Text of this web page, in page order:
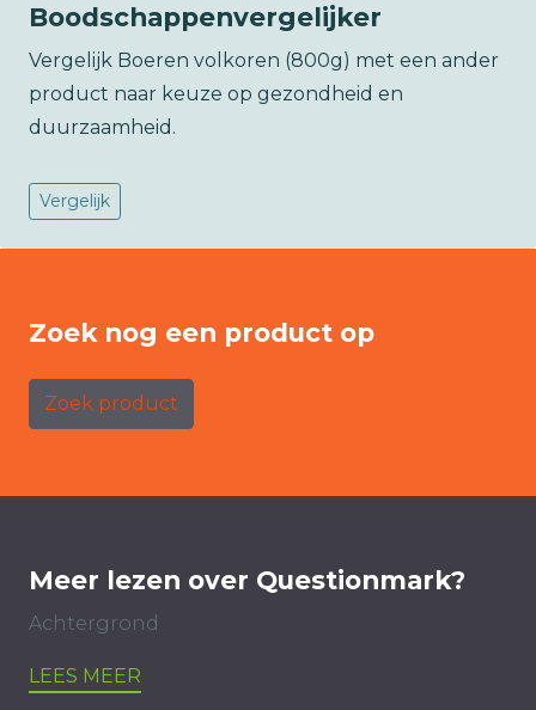
Boodschappenvergelijker
Vergelijk Boeren volkoren (800g) met een ander
product naar keuze op gezondheid en
duurzaamheid.
Vergelijk
Zoek nog een product op
Zoek product
Meer lezen over Questionmark?
Achtergrond
LEES MEER